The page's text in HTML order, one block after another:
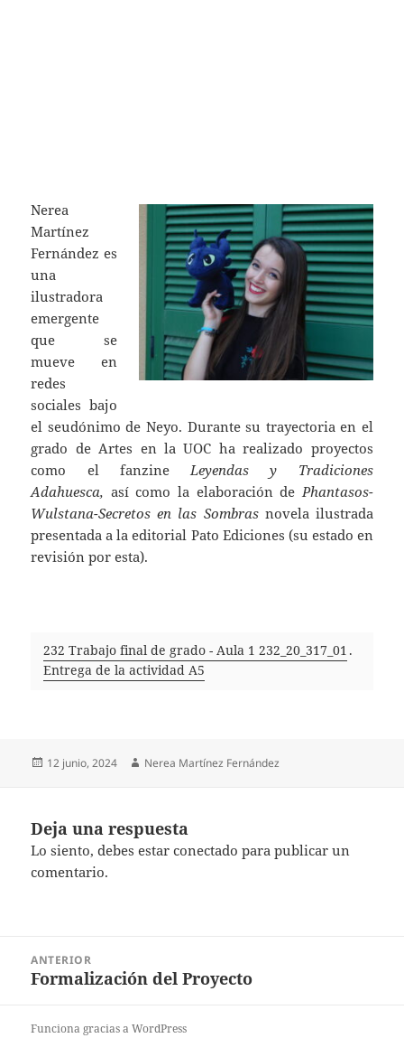
Nerea
Martínez
Fernández es
una
ilustradora
emergente
que se
mueve en
redes
sociales bajo
el seudónimo de Neyo. Durante su trayectoria en el
grado de Artes en la UOC ha realizado proyectos
como el fanzine Leyendas y Tradiciones
Adahuesca, así como la elaboración de Phantasos-
Wulstana-Secretos en las Sombrasnovela ilustrada
presentada a la editorial Pato Ediciones (su estado en
revisión por esta).
232 Trabajo final de grado - Aula 1 232_20_317_01 .
Entrega de la actividad A5
Publicado
12 junio, 2024 Autor
Nerea Martínez Fernández
Deja una respuesta
Lo siento, debes estarconectado para publicar un
comentario.
entradas
ANTERIOR
Entrada
Formalización del Proyecto
Funciona gracias a WordPress